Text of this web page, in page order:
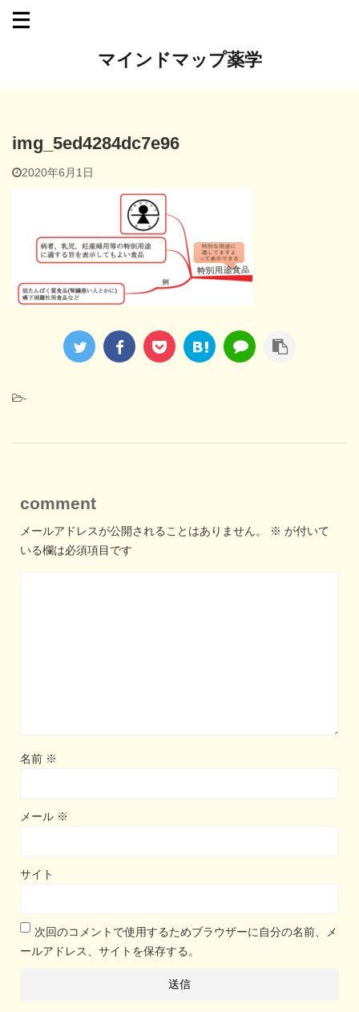
マインドマップ薬学
img_5ed4284dc7e96
2020年6月1日
-
comment
メールアドレスが公開されることはありません。 ※ が付いて
いる欄は必須項目です
名前 ※
メール ※
サイト
次回のコメントで使用するためブラウザーに自分の名前、メ
ールアドレス、サイトを保存する。